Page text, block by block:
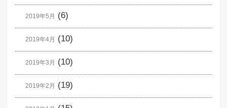
2019年5月 (6)
2019年4月 (10)
2019年3月 (10)
2019年2月 (19)